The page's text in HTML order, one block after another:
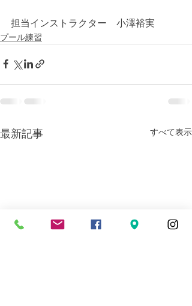
担当インストラクター　小澤裕実
プール練習
最新記事 すべて表示